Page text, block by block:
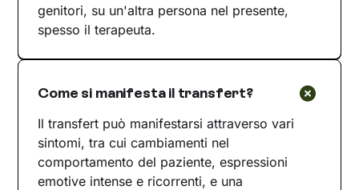
genitori, su un'altra persona nel presente,
spesso il terapeuta.
Come si manifesta il transfert?
Il transfert può manifestarsi attraverso vari
sintomi, tra cui cambiamenti nel
comportamento del paziente, espressioni
emotive intense e ricorrenti, e una